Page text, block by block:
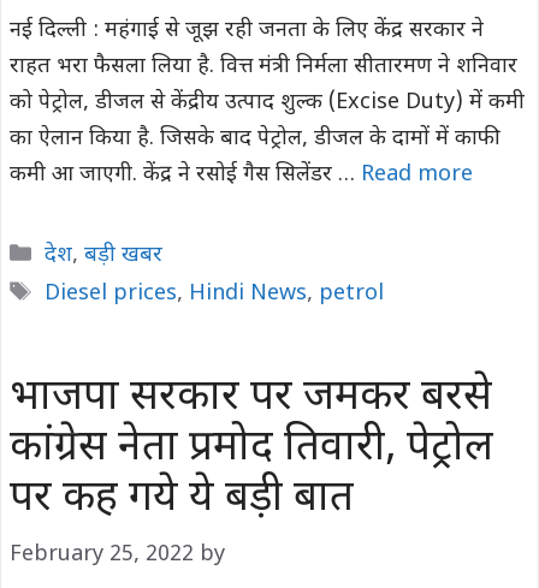
नई दिल्ली : महंगाई से जूझ रही जनता के लिए केंद्र सरकार ने
राहत भरा फैसला लिया है. वित्त मंत्री निर्मला सीतारमण ने शनिवार
को पेट्रोल, डीजल से केंद्रीय उत्पाद शुल्क (Excise Duty) में कमी
का ऐलान किया है. जिसके बाद पेट्रोल, डीजल के दामों में काफी
कमी आ जाएगी. केंद्र ने रसोई गैस सिलेंडर … Read more
Categories
देश, बड़ी खबर
Tags
Diesel prices, Hindi News, petrol
भाजपा सरकार पर जमकर बरसे
कांग्रेस नेता प्रमोद तिवारी, पेट्रोल
पर कह गये ये बड़ी बात
February 25, 2022 by